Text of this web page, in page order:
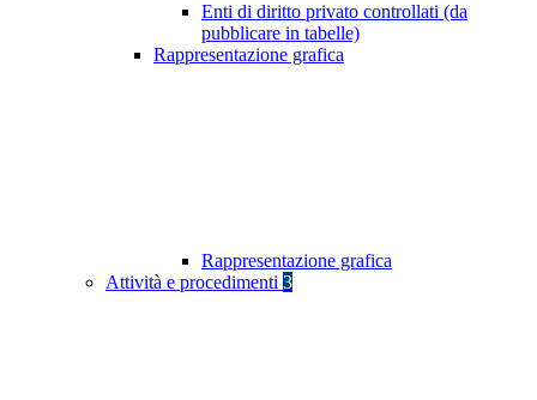
Enti di diritto privato controllati (da
pubblicare in tabelle)
Rappresentazione grafica
Rappresentazione grafica
Attività e procedimenti 3